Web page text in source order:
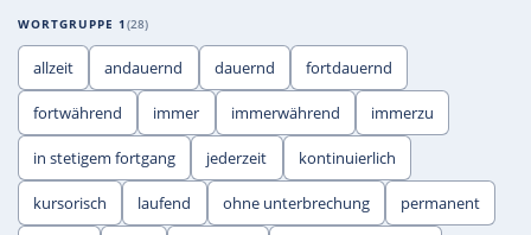
WORTGRUPPE 1 28
allzeit andauernd dauernd fortdauernd
fortwährend immer immerwährend immerzu
in stetigem fortgang jederzeit kontinuierlich
kursorisch laufend ohne unterbrechung permanent